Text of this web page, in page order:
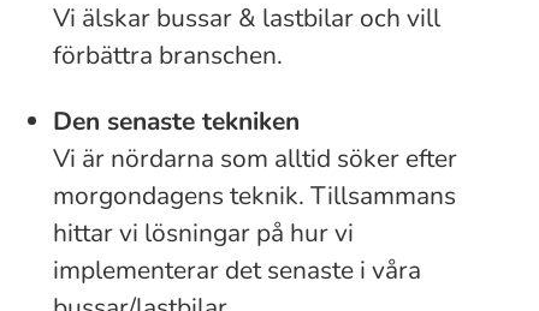
Vi älskar bussar & lastbilar och vill
förbättra branschen.
Den senaste tekniken
Vi är nördarna som alltid söker efter
morgondagens teknik. Tillsammans
hittar vi lösningar på hur vi
implementerar det senaste i våra